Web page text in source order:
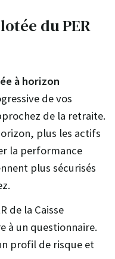
du PER
à horizon
de vos
de la retraite.
plus les actifs
la performance
plus sécurisés
de la Caisse
à un questionnaire.
profil de risque et